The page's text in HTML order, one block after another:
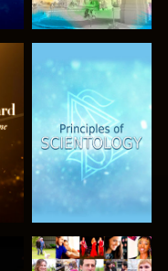
UTFORSK
SERIEN